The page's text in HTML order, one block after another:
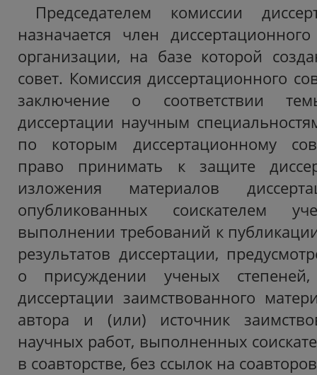
Председателем комиссии
назначается член
организации, на базе которой
совет. Комиссия диссертационного
заключение о соответствии
диссертации научным
по которым диссертационному
право принимать к защите
изложения материалов
опубликованных соискателем
выполнении требований к
результатов диссертации,
о присуждении ученых
диссертации заимствованного
автора и (или) источник
научных работ, выполненных
в соавторстве, без ссылок на